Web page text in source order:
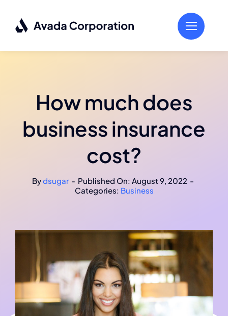
content
How much does
business insurance
cost?
Bydsugar - Published On: August 9, 2022 -
Categories: Business